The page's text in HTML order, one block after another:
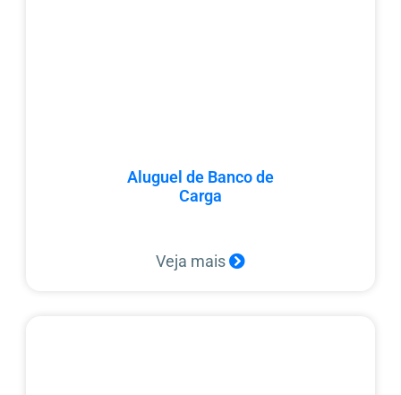
Aluguel de Banco de
Carga
Veja mais